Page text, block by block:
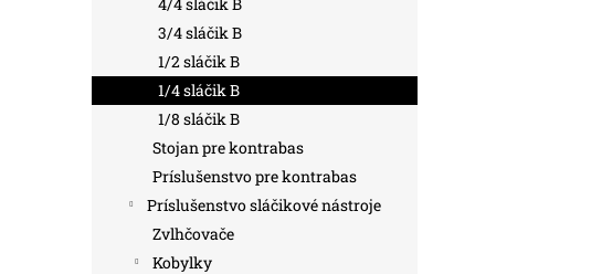
3/4 sláčik B
1/2 sláčik B
1/4 sláčik B
1/8 sláčik B
Stojan pre kontrabas
Príslušenstvo pre kontrabas
Príslušenstvo sláčikové nástroje
Zvlhčovače
Kobylky